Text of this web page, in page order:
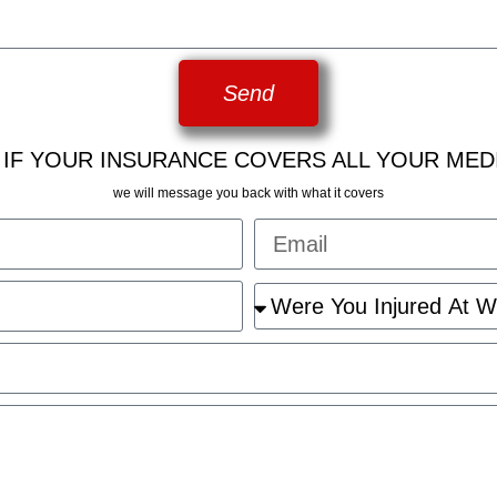
Send
YOUR INSURANCE COVERS ALL YOUR
we will message you back with what it covers